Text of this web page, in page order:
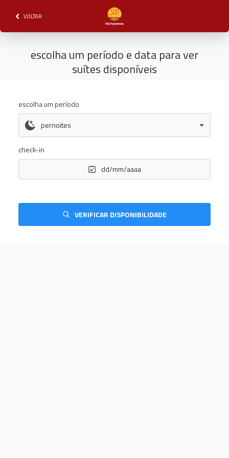
VOLTAR
escolha um período e data para ver
suítes disponíveis
escolha um período
pernoites
check-in
dd/mm/aaaa
VERIFICAR DISPONIBILIDADE